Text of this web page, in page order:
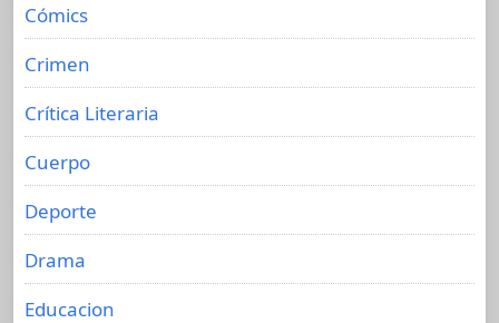
Cómics
Crimen
Crítica Literaria
Cuerpo
Deporte
Drama
Educacion